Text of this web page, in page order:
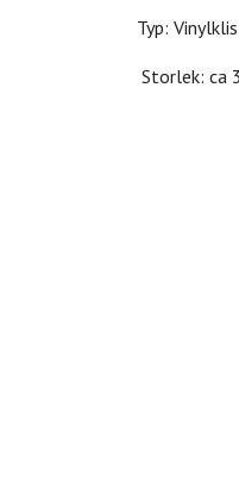
Typ:
Storlek: ca